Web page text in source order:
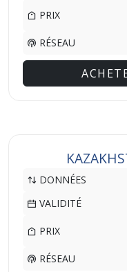
PRIX
RÉSEAU
DONNÉES
VALIDITÉ
PRIX
RÉSEAU